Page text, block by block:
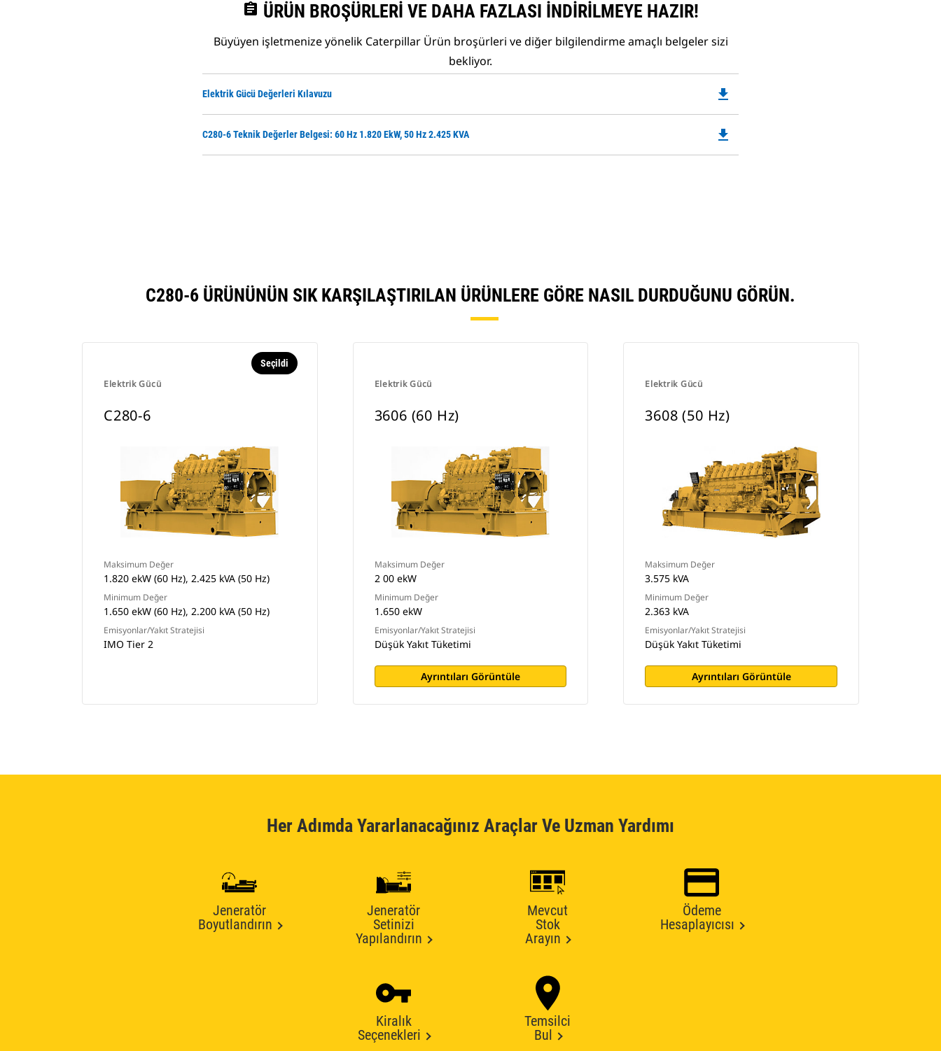
assignment ÜRÜN BROŞÜRLERI VE DAHA FAZLASI İNDIRILMEYE HAZIR!
Büyüyen işletmenize yönelik Caterpillar Ürün broşürleri ve diğer bilgilendirme amaçlı belgeler sizi
bekliyor.
Elektrik Gücü Değerleri Kılavuzu
a
file_download
C280-6 Teknik Değerler Belgesi: 60 Hz 1.820 EkW, 50 Hz 2.425 KVA file_download
C280-6 ÜRÜNÜNÜN SIK KARŞILAŞTIRILAN ÜRÜNLERE GÖRE NASIL DURDUĞUNU GÖRÜN.
Elektrik Gücü
Seçildi
C280-6
Maksimum Değer
1.820 ekW (60 Hz), 2.425 kVA (50 Hz)
Minimum Değer
1.650 ekW (60 Hz), 2.200 kVA (50 Hz)
Emisyonlar/Yakıt Stratejisi
IMO Tier 2
Elektrik Gücü
3606 (60 Hz)
Maksimum Değer
2 00 ekW
Minimum Değer
1.650 ekW
Emisyonlar/Yakıt Stratejisi
Düşük Yakıt Tüketimi
Ayrıntıları Görüntüle
Elektrik Gücü
3608 (50 Hz)
Maksimum Değer
3.575 kVA
Minimum Değer
2.363 kVA
Emisyonlar/Yakıt Stratejisi
Düşük Yakıt Tüketimi
Ayrıntıları Görüntüle
Her Adımda Yararlanacağınız Araçlar Ve Uzman Yardımı
Jeneratör
Boyutlandırın
Jeneratör
Setinizi
Yapılandırın
Mevcut
Stok
Arayın
Ödeme
Hesaplayıcısı
Kiralık
Seçenekleri
Temsilci
Bul